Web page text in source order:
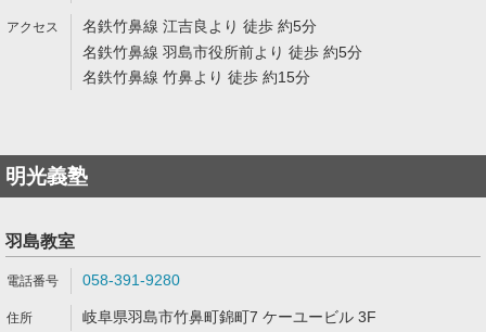
名鉄竹鼻線 江吉良より 徒歩 約5分
名鉄竹鼻線 羽島市役所前より 徒歩 約5分
名鉄竹鼻線 竹鼻より 徒歩 約15分
明光義塾
羽島教室
058-391-9280
岐阜県羽島市竹鼻町錦町7 ケーユービル 3F